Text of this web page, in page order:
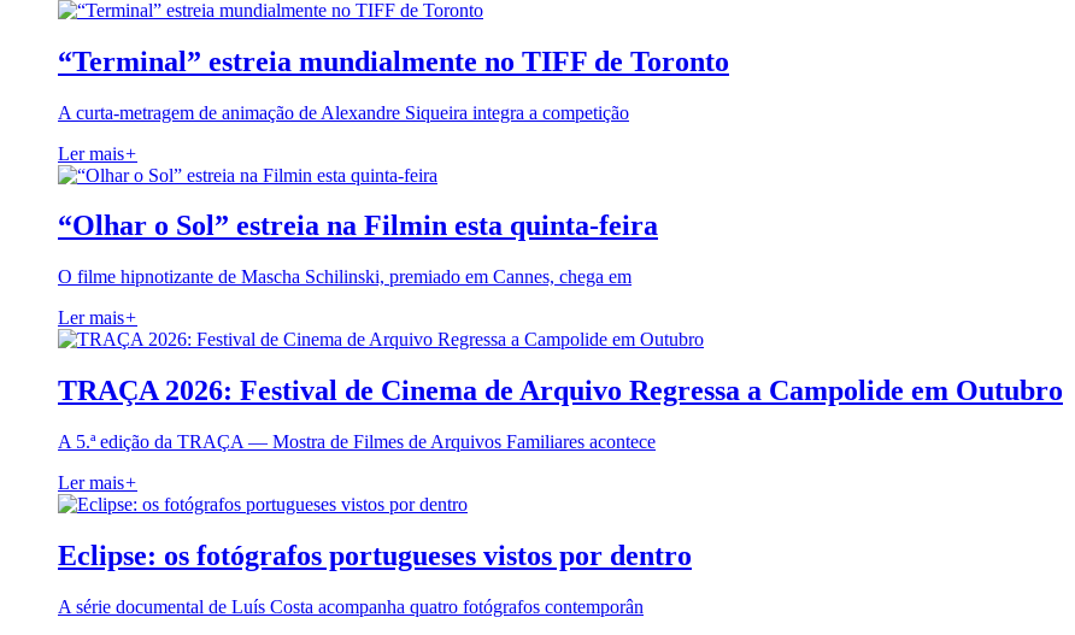
“Terminal” estreia mundialmente no TIFF de Toronto
A curta-metragem de animação de Alexandre Siqueira integra a competição
Ler mais+
“Olhar o Sol” estreia na Filmin esta quinta-feira
O filme hipnotizante de Mascha Schilinski, premiado em Cannes, chega em
Ler mais+
TRAÇA 2026: Festival de Cinema de Arquivo Regressa a Campolide em Outubro
A 5.ª edição da TRAÇA — Mostra de Filmes de Arquivos Familiares acontece
Ler mais+
Eclipse: os fotógrafos portugueses vistos por dentro
A série documental de Luís Costa acompanha quatro fotógrafos contemporân